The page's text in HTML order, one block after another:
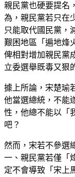
親民黨也硬要提名
為，親民黨若只在
只能取代國民黨，
艱困地區「遍地烽
俾相對增加親民黨
立委選舉既毒又狠
據上所論，宋楚瑜
他當選總統，不能
性，他總不能以「
吧？
然而，宋若不參選
一、親民黨若僅「
定不會導致「宋上